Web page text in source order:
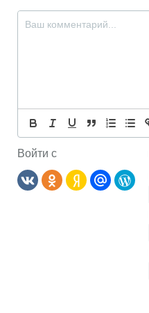
Войти с